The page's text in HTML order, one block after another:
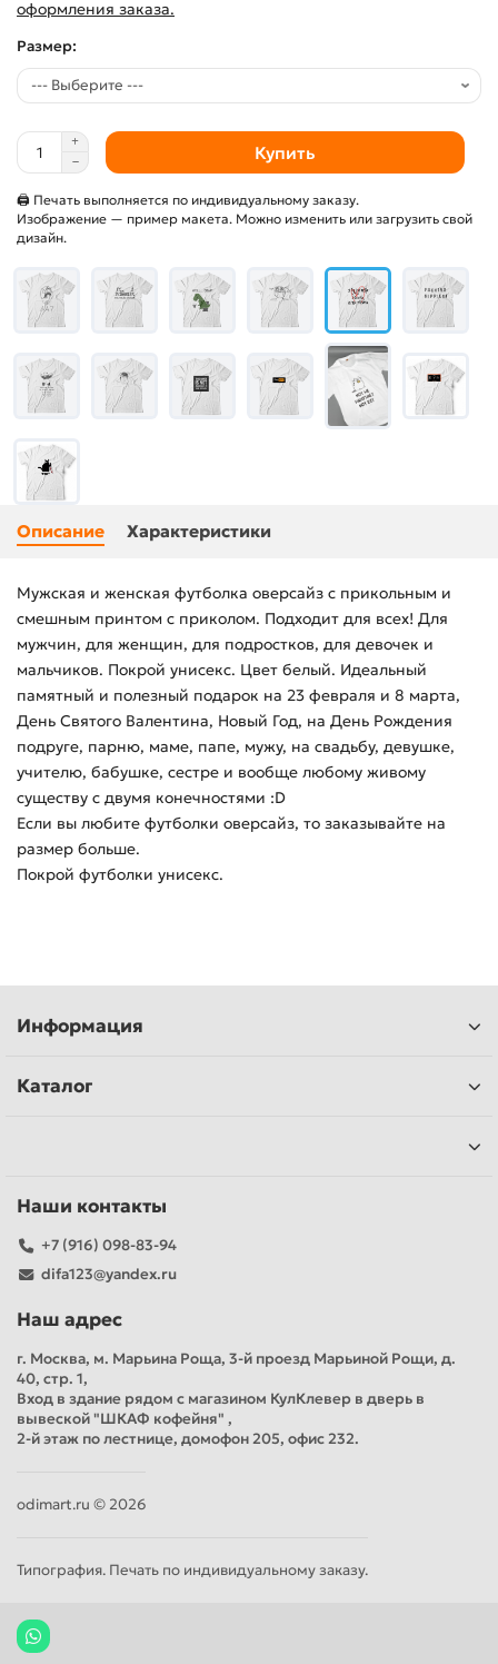
оформления заказа.
Размер:
Купить
🖨 Печать выполняется по индивидуальному заказу.
Изображение — пример макета. Можно изменить или загрузить свой
дизайн.
Описание Характеристики
Мужская и женская футболка оверсайз с прикольным и
смешным принтом с приколом. Подходит для всех! Для
мужчин, для женщин, для подростков, для девочек и
мальчиков. Покрой унисекс. Цвет белый. Идеальный
памятный и полезный подарок на 23 февраля и 8 марта,
День Святого Валентина, Новый Год, на День Рождения
подруге, парню, маме, папе, мужу, на свадьбу, девушке,
учителю, бабушке, сестре и вообще любому живому
существу с двумя конечностями :D
Если вы любите футболки оверсайз, то заказывайте на
размер больше.
Покрой футболки унисекс.
Информация
Каталог
Наши контакты
+7 (916) 098-83-94
difa123@yandex.ru
Наш адрес
г. Москва, м. Марьина Роща, 3-й проезд Марьиной Рощи, д.
40, стр. 1,
Вход в здание рядом с магазином КулКлевер в дверь в
вывеской "ШКАФ кофейня" ,
2-й этаж по лестнице, домофон 205, офис 232.
odimart.ru © 2026
Типография. Печать по индивидуальному заказу.